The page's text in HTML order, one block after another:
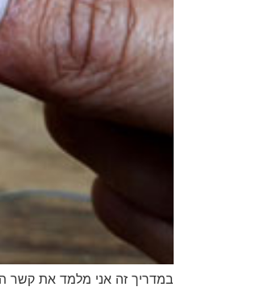
במדריך זה אני מלמד את קשר ה PR הקשר הכי מומלץ לקשירת שוק לידר לחוט הבד. בדייג הז'רז'ור יש שני […]